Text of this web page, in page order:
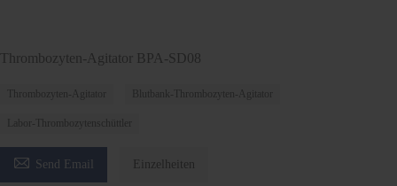
Thrombozyten-Agitator BPA-SD08
Thrombozyten-Agitator Blutbank-Thrombozyten-Agitator
Labor-Thrombozytenschüttler
 Send Email Einzelheiten